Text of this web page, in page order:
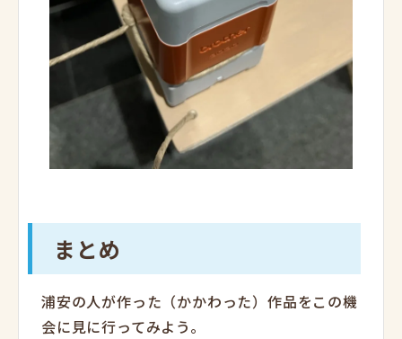
まとめ
浦安の人が作った（かかわった）作品をこの機
会に見に行ってみよう。